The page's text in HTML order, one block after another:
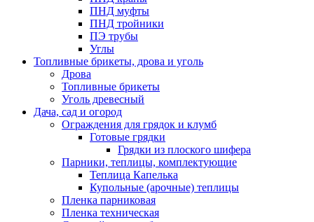
ПНД муфты
ПНД тройники
ПЭ трубы
Углы
Топливные брикеты, дрова и уголь
Дрова
Топливные брикеты
Уголь древесный
Дача, сад и огород
Ограждения для грядок и клумб
Готовые грядки
Грядки из плоского шифера
Парники, теплицы, комплектующие
Теплица Капелька
Купольные (арочные) теплицы
Пленка парниковая
Пленка техническая